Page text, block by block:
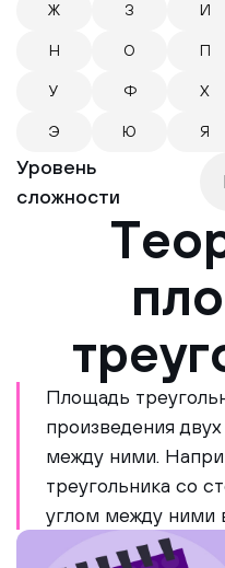
Ж З И
Н О П
У Ф Х
Э Ю Я
Уровень
сложности
Площадь
произведения
между ними.
треугольника со
углом между ними